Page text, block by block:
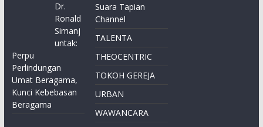
Dr.
Ronald
Simanj
untak:
Perpu
Perlindungan
Umat Beragama,
Kunci Kebebasan
Beragama
Suara Tapian
Channel
TALENTA
THEOCENTRIC
TOKOH GEREJA
URBAN
WAWANCARA